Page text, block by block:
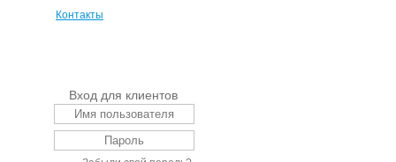
Контакты
Вход для клиентов